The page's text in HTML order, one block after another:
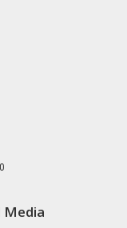
Media